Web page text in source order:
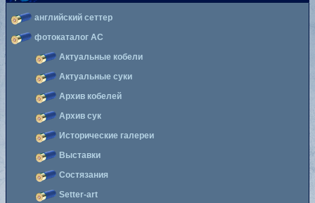
английский сеттер
фотокаталог АС
Актуальные кобели
Актуальные суки
Архив кобелей
Архив сук
Исторические галереи
Выставки
Состязания
Setter-art